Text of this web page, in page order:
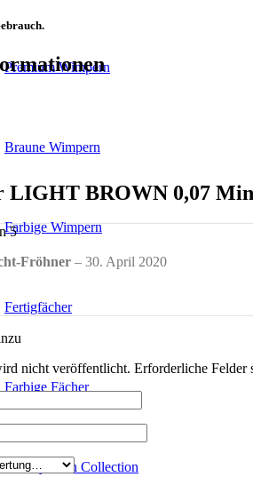
Premium Wimpern
Braune Wimpern
Farbige Wimpern
Fertigfächer
Farbige Fächer
Luxury Lash Collection
LIGHT BROWN 0,07
5
Fröhner – 30. April 2020
nicht veröffentlicht. Erforderliche Felder